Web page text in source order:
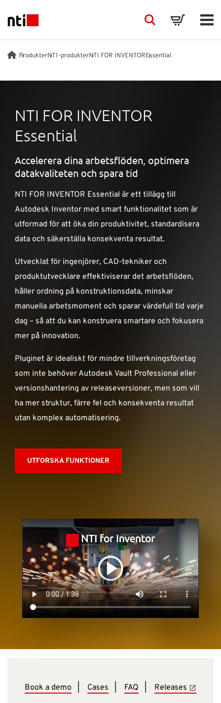
NTI logo
BRANSCHER
PRODUKTER
EVENTS
INSIKTER
SUPPORT
WEBSHOP
Support
010-1016690support-se@nti-group.com
Sverige NTI Group Brasil Danmark Deutschland
France España Ireland Ísland Italia
Nederland
Norge
Suomi UK
SearchBasket
ProdukterNTI-produkterNTI FOR INVENTOREssential
NTI FOR INVENTOR
Essential
Accelerera dina arbetsflöden, optimera
datakvaliteten och spara tid
NTI FOR INVENTOR Essential är ett tillägg till
Autodesk Inventor med smart funktionalitet som är
utformad för att öka din produktivitet, standardisera
data och säkerställa konsekventa resultat.
Utvecklat för ingenjörer, CAD-tekniker och
produktutvecklare effektiviserar det arbetsflöden,
håller ordning på konstruktionsdata, minskar
manuella arbetsmoment och sparar värdefull tid varje
dag – så att du kan konstruera smartare och fokusera
mer på innovation.
Pluginet är idealiskt för mindre tillverkningsföretag
som inte behöver Autodesk Vault Professional eller
versionshantering av releaseversioner, men som vill
ha mer struktur, färre fel och konsekventa resultat
utan komplex automatisering.
UTFORSKA FUNKTIONER
Book a demo Cases FAQ Releases